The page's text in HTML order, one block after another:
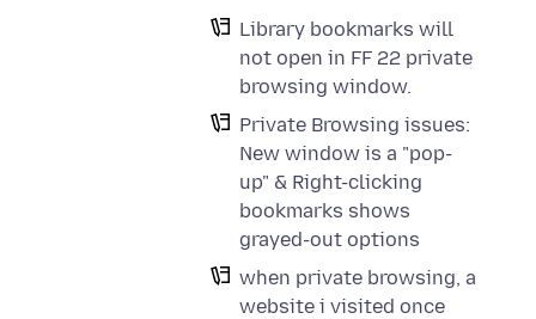
Library bookmarks will
not open in FF 22 private
browsing window.
Private Browsing issues:
New window is a "pop-
up" & Right-clicking
bookmarks shows
grayed-out options
when private browsing, a
website i visited once